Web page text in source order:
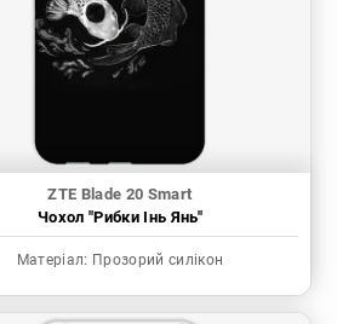
ZTE Blade 20 Smart
Чохол "Рибки Інь Янь"
Матеріал: Прозорий силікон